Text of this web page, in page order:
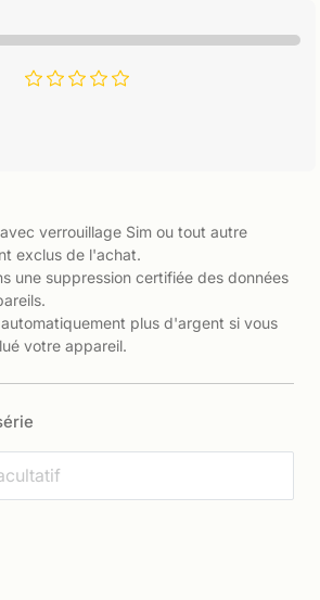
verrouillage Sim ou tout autre
exclus de l'achat.
une suppression certifiée des données
plus d'argent si vous
votre appareil.